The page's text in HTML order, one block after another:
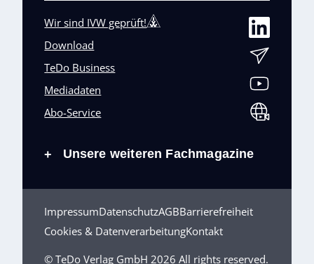
Wir sind IVW geprüft!
Download
TeDo Business
Mediadaten
Abo-Service
+ Unsere weiteren Fachmagazine
ImpressumDatenschutzAGBBarrierefreiheit
Cookies & DatenverarbeitungKontakt
© TeDo Verlag GmbH 2026 All rights reserved.